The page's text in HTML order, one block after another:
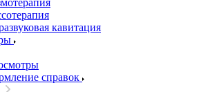
кавитация
справок